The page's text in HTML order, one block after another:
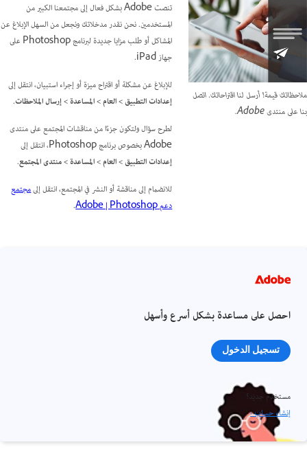
ملاحظاتك قيمة! أرسل لنا اقتراحاتك. اتصل
بنا على منتدى Adobe.
تنصت Adobe بشكل فعال إلى مجتمعنا الكبير من
المستخدمين. نحن نقدر مدخلاتك ونجعل من السهل الإبلاغ عن
المشاكل أو طلب مزايا جديدة لبرنامج Photoshop على
جهاز iPad.
للإبلاغ عن مشكلة أو اقتراح ميزة أو إجراء استبيان، انتقل إلى
إعدادات التطبيق > العام > المساعدة > إرسال الملاحظات.
لطرح سؤال ولتكون جزءًا من مناقشات المجتمع على منتدى
Adobe بخصوص برنامج Photoshop، انتقل إلى
إعدادات التطبيق > العام > المساعدة > منتدى المجتمع.
للانضمام إلى مناقشة أو النشر في المجتمع، انتقل إلىمجتمع
دعم Adobe | Photoshop
.
احصل على مساعدة بشكل أسرع وأسهل
تسجيل الدخول
مستخدم جديد؟
إنشاء حساب ›